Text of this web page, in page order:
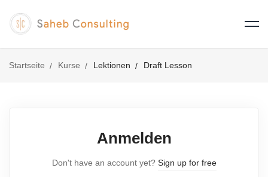
Startseite Kurse Lektionen Draft Lesson
Anmelden
Don't have an account yet? Sign up for free